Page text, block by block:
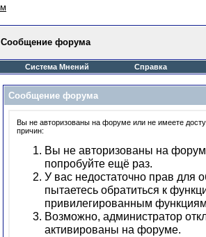
Сообщение форума
Система Мнений Справка
Сообщение форума
Вы не авторизованы на форуме или не имеете
причин:
Вы не авторизованы на
попробуйте ещё раз.
У вас недостаточно прав для
пытаетесь обратиться к
привилегированным
Возможно, администратор
активированы на форуме.